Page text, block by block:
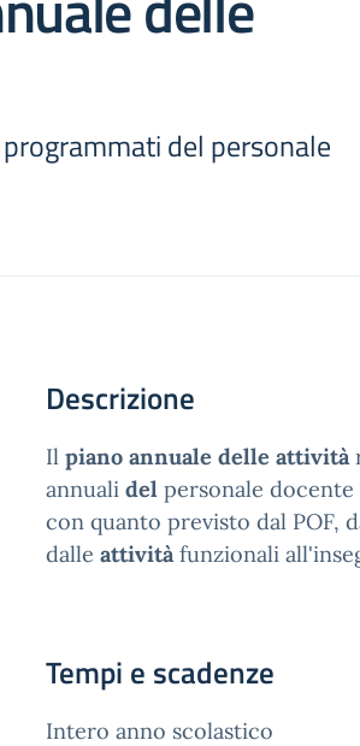
del personale
Descrizione
Il piano annuale delle attività
annuali del personale
con quanto previsto dal POF,
dalle attivitàfunzionali
Tempi e scadenze
Intero anno scolastico